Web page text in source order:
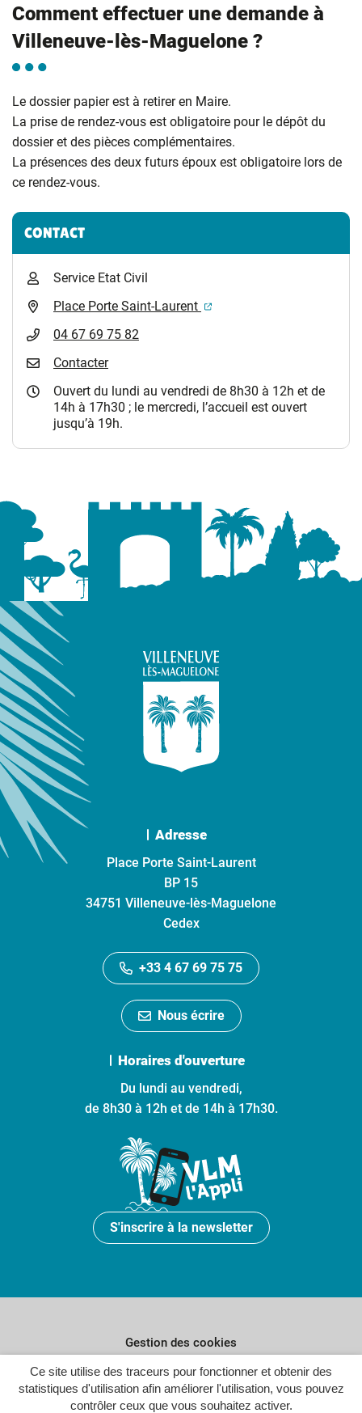
Ce site utilise des traceurs pour fonctionner et obtenir des
statistiques d'utilisation afin améliorer l'utilisation, vous pouvez
contrôler ceux que vous souhaitez activer.
Comment effectuer une demande à
Villeneuve-lès-Maguelone ?
Le dossier papier est à retirer en Maire.
La prise de rendez-vous est obligatoire pour le dépôt du
dossier et des pièces complémentaires.
La présences des deux futurs époux est obligatoire lors de
ce rendez-vous.
Informations complémentaires
CONTACT
Service Etat Civil
Place Porte Saint-Laurent
(ouverture dans un
04 67 69 75 82
Contacter
Ouvert du lundi au vendredi de 8h30 à 12h et de
14h à 17h30 ; le mercredi, l’accueil est ouvert
jusqu’à 19h.
Adresse
Place Porte Saint-Laurent
BP 15
34751 Villeneuve-lès-Maguelone
Cedex
+33 4 67 69 75 75
Nous écrire
Horaires d'ouverture
Du lundi au vendredi,
de 8h30 à 12h et de 14h à 17h30.
S'inscrire à la newsletter
Gestion des cookies
Plan du site
Politique de confidentialité